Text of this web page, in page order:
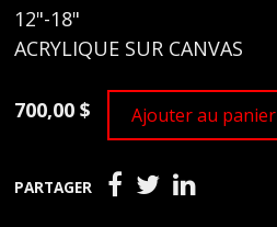
12"-18"
ACRYLIQUE SUR CANVAS
700,00 $ Ajouter au panier
PARTAGER